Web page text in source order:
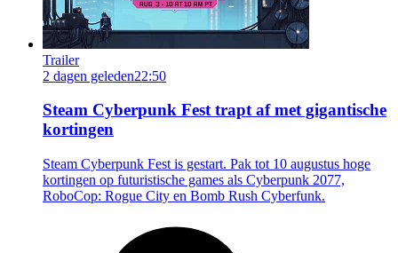
Trailer
2 dagen geleden22:50
Steam Cyberpunk Fest trapt af met gigantische
kortingen
Steam Cyberpunk Fest is gestart. Pak tot 10 augustus hoge
kortingen op futuristische games als Cyberpunk 2077,
RoboCop: Rogue City en Bomb Rush Cyberfunk.